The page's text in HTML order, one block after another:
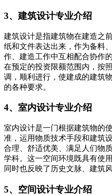
3、建筑设计专业介绍
建筑设计是指建筑物在建造之
纸和文件表达出来，作为备料
作、建造工作中互相配合协作
在预定的投资限额范围内，按
调，顺利进行，使建成的建筑
的各种要求。
4、室内设计专业介绍
室内设计是一门根据建筑物的
准，运用物质技术手段和建筑
合理、舒适优美、满足人们物
学科。这一空间环境既具有使
同时也反映了历史文脉、建筑
5、空间设计专业介绍